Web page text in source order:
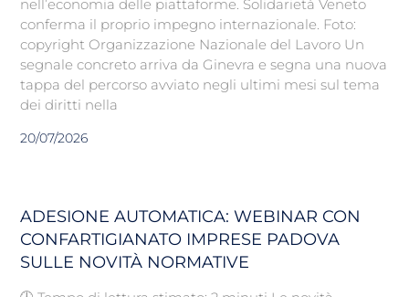
nell’economia delle piattaforme. Solidarietà Veneto
conferma il proprio impegno internazionale. Foto:
copyright Organizzazione Nazionale del Lavoro Un
segnale concreto arriva da Ginevra e segna una nuova
tappa del percorso avviato negli ultimi mesi sul tema
dei diritti nella
20/07/2026
ADESIONE AUTOMATICA: WEBINAR CON
CONFARTIGIANATO IMPRESE PADOVA
SULLE NOVITÀ NORMATIVE